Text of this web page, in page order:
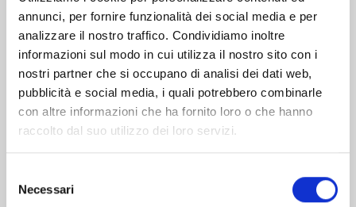
annunci, per fornire funzionalità dei social media e per
analizzare il nostro traffico. Condividiamo inoltre
informazioni sul modo in cui utilizza il nostro sito con i
nostri partner che si occupano di analisi dei dati web,
pubblicità e social media, i quali potrebbero combinarle
con altre informazioni che ha fornito loro o che hanno
raccolto dal suo utilizzo dei loro servizi.
delNecessari
Altri volumi della serie